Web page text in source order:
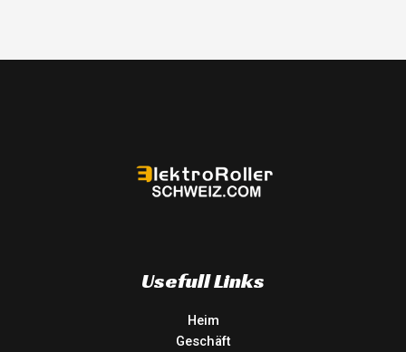
Usefull Links
Heim
Geschäft